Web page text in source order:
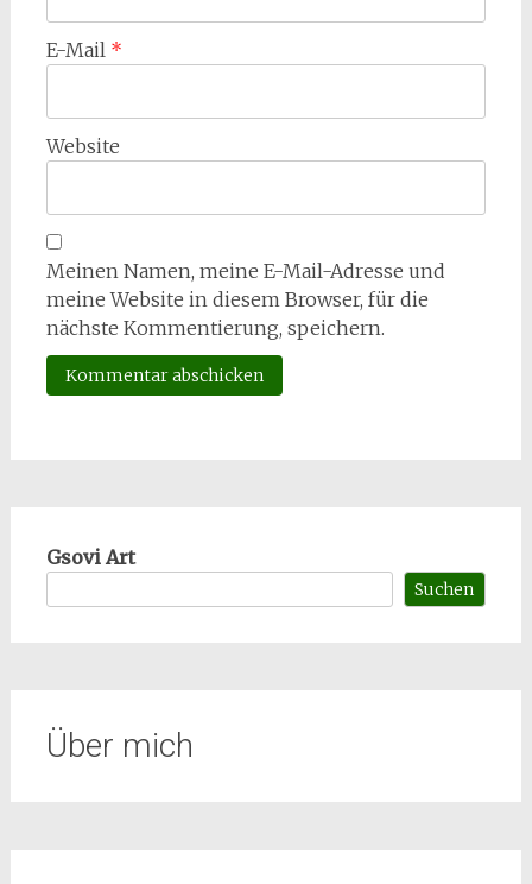
E-Mail *
Website
Meinen Namen, meine E-Mail-Adresse und
meine Website in diesem Browser, für die
nächste Kommentierung, speichern.
Gsovi Art
Suchen
Über mich